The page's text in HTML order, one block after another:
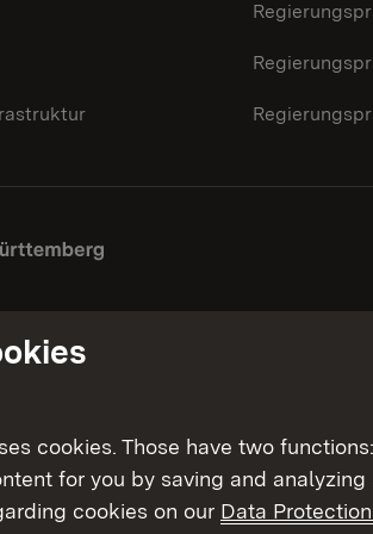
cookies. Those have two
for you by saving and
cookies on our Data